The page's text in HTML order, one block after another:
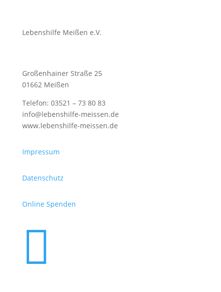
Lebenshilfe Meißen e.V.
Großenhainer Straße 25
01662 Meißen
Telefon: 03521 – 73 80 83
info@lebenshilfe-meissen.de
www.lebenshilfe-meissen.de
Impressum
Datenschutz
Online Spenden
